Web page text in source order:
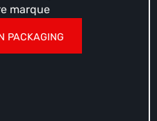
marque
PACKAGING